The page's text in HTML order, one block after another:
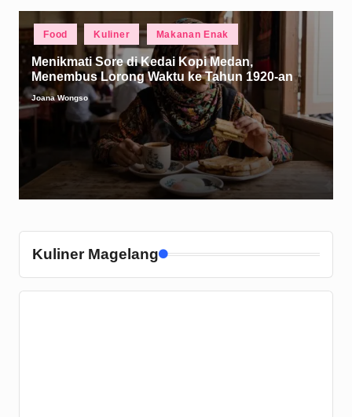
Posted
Food Kuliner Makanan Enak
Menikmati Sore di Kedai Kopi Medan,
Menembus Lorong Waktu ke Tahun 1920-an
Posted
Joana Wongso
Kuliner Magelang